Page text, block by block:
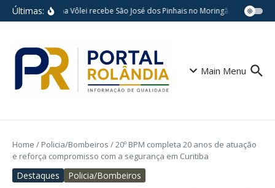
Ir para o conteúdo
Últimas:Londrina Vôlei recebe São José dos Pinhais no Moringão pelo
Main Menu
Home / Policia/Bombeiros /20º BPM completa 20 anos de atuação
e reforça compromisso com a segurança em Curitiba
Destaques Policia/Bombeiros